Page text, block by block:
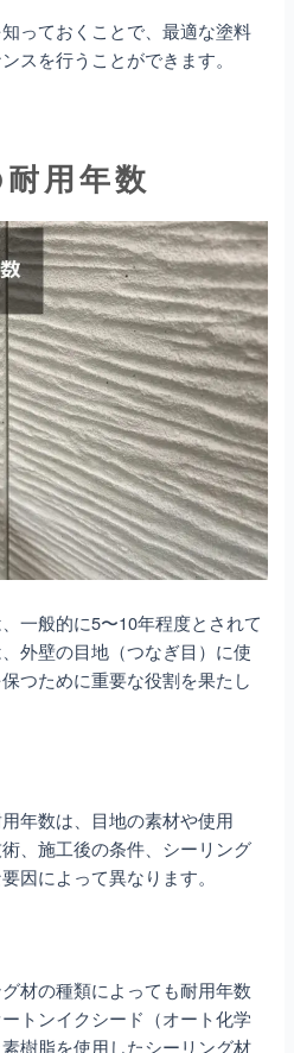
っておくことで、最適な塗料
スを行うことができます。
用年数
一般的に5〜10年程度とされて
外壁の目地（つなぎ目）に使
つために重要な役割を果たし
年数は、目地の素材や使用
、施工後の条件、シーリング
因によって異なります。
材の種類によっても耐用年数
トンイクシード（オート化学
樹脂を使用したシーリング材